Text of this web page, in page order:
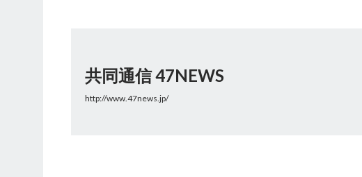
共同通信 47NEWS
http://www.47news.jp/